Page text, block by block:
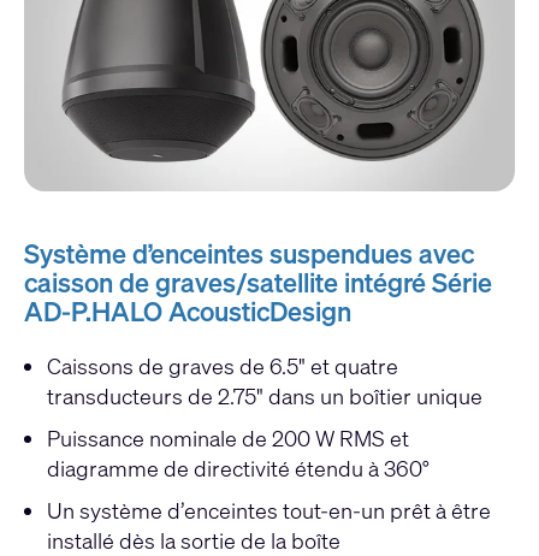
Système d’enceintes suspendues avec
caisson de graves/satellite intégré Série
AD-P.HALO AcousticDesign
Caissons de graves de 6.5" et quatre
transducteurs de 2.75" dans un boîtier unique
Puissance nominale de 200 W RMS et
diagramme de directivité étendu à 360°
Un système d’enceintes tout-en-un prêt à être
installé dès la sortie de la boîte